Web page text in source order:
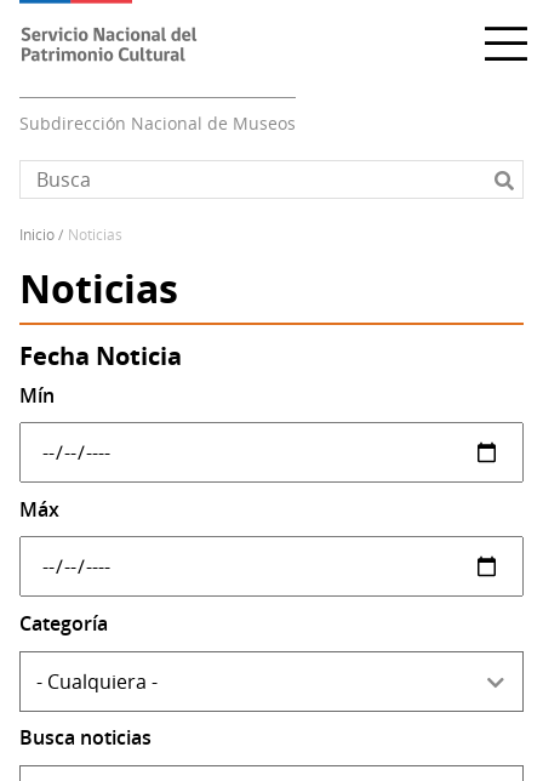
principal
Subdirección Nacional de Museos
enlaces
de
ayuda
a
la
navegación
inicio noticias
Noticias
Fecha Noticia
Mín
Máx
Categoría
Busca noticias